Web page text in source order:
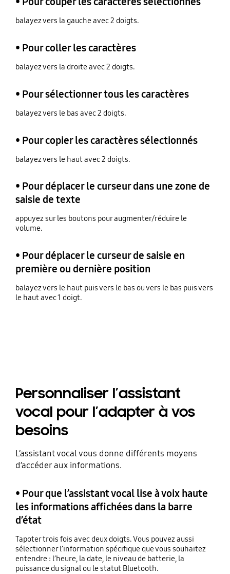
balayez vers la gauche avec 2 doigts.
• Pour coller les caractères
balayez vers la droite avec 2 doigts.
• Pour sélectionner tous les caractères
balayez vers le bas avec 2 doigts.
• Pour copier les caractères sélectionnés
balayez vers le haut avec 2 doigts.
• Pour déplacer le curseur dans une zone de
saisie de texte
appuyez sur les boutons pour augmenter/réduire le
volume.
• Pour déplacer le curseur de saisie en
première ou dernière position
balayez vers le haut puis vers le bas ou vers le bas puis vers
le haut avec 1 doigt.
Personnaliser l’assistant
vocal pour l’adapter à vos
besoins
L’assistant vocal vous donne différents moyens
d’accéder aux informations.
• Pour que l’assistant vocal lise à voix haute
les informations affichées dans la barre
d’état
Tapoter trois fois avec deux doigts. Vous pouvez aussi
sélectionner l’information spécifique que vous souhaitez
entendre : l’heure, la date, le niveau de batterie, la
puissance du signal ou le statut Bluetooth.